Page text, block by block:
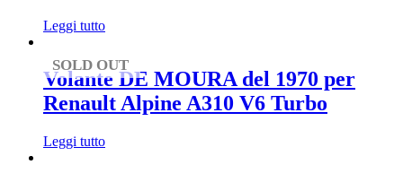
Leggi tutto
SOLD OUT
Volante DE MOURA del 1970 per
Renault Alpine A310 V6 Turbo
Leggi tutto